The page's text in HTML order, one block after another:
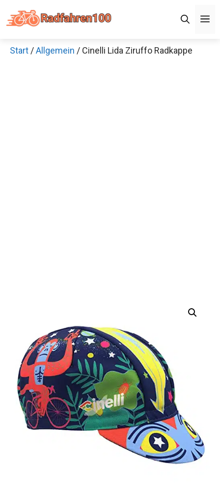
Inhalt
Start /Allgemein / Cinelli Lida Ziruffo Radkappe